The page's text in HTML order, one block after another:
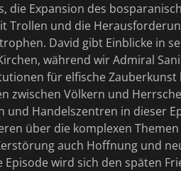
die Expansion des
Trollen und die
David gibt Einblicke in
während wir Admiral
für elfische Zauberkunst
zwischen Völkern und
und Handelszentren in dieser
über die komplexen
auch Hoffnung und
Episode wird sich den späten